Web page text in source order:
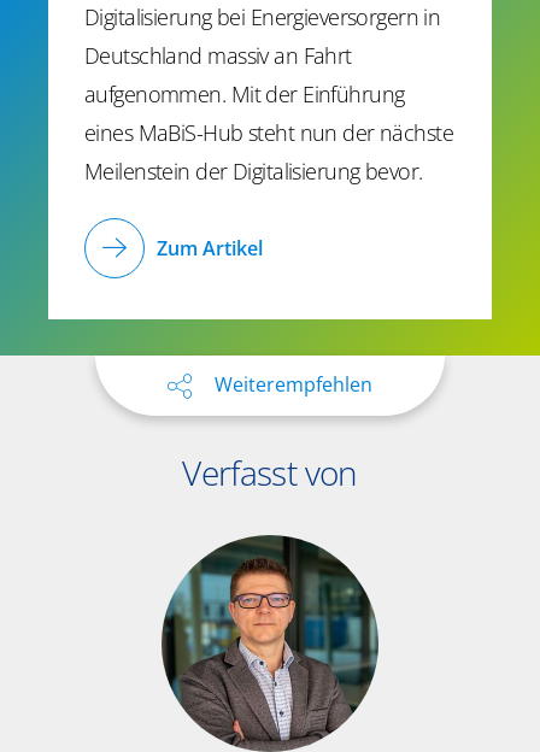
Digitalisierung bei Energieversorgern in
Deutschland massiv an Fahrt
aufgenommen. Mit der Einführung
eines MaBiS-Hub steht nun der nächste
Meilenstein der Digitalisierung bevor.
Zum Artikel
Weiterempfehlen
Verfasst von